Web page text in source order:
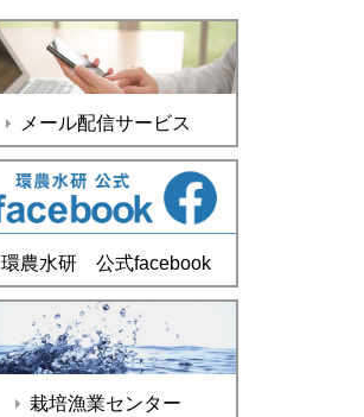
メール配信サービス
環農水研 公式facebook
栽培漁業センター